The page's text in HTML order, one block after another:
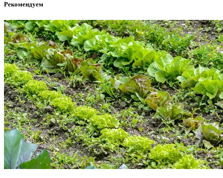
Рекомендуем